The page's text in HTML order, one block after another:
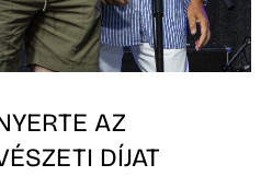
AZ
DÍJAT